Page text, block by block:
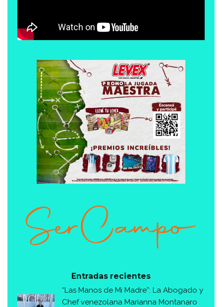
Entradas recientes
“Las Manos de Mi Madre”: La Abogado y
Chef venezolana Marianna Montanaro